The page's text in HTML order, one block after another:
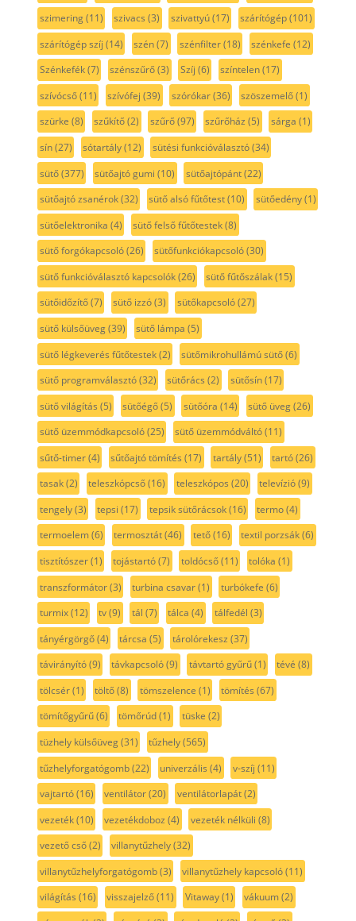
szimering(11) szivacs (3) szivattyú(17) szárítógép(101)
szárítógép szíj (14) szén(7) szénfilter(18) szénkefe (12)
Szénkefék(7) szénszűrő(3) Szíj (6) színtelen(17)
szívócső(11) szívófej (39) szórókar(36) szöszemelő(1)
szürke (8) szűkítő(2) szűrő(97) szűrőház (5) sárga (1)
sín(27) sótartály(12) sütési funkcióválasztó(34)
sütő(377) sütőajtó gumi (10) sütőajtópánt(22)
sütőajtó zsanérok(32) sütő alsó fűtőtest(10) sütőedény(1)
sütőelektronika (4) sütő felső fűtőtestek(8)
sütő forgókapcsoló(26) sütőfunkciókapcsoló(30)
sütő funkcióválasztó kapcsolók(26) sütő fűtőszálak(15)
sütőidőzítő(7) sütő izzó(3) sütőkapcsoló(27)
sütő külsőüveg(39) sütő lámpa (5)
sütő légkeverés fűtőtestek(2) sütőmikrohullámú sütő(6)
sütő programválasztó(32) sütőrács (2) sütősín(17)
sütő világítás (5) sütőégő(5) sütőóra (14) sütő üveg(26)
sütő üzemmódkapcsoló(25) sütő üzemmódváltó(11)
sűtő-timer(4) sűtőajtó tömítés (17) tartály(51) tartó(26)
tasak(2) teleszkópcső(16) teleszkópos (20) televízió(9)
tengely(3) tepsi (17) tepsik sütőrácsok(16) termo(4)
termoelem(6) termosztát(46) tető(16) textil porzsák(6)
tisztítószer(1) tojástartó(7) toldócső(11) tolóka (1)
transzformátor(3) turbina csavar(1) turbókefe (6)
turmix(12) tv(9) tál (7) tálca (4) tálfedél (3)
tányérgörgő(4) tárcsa (5) tárolórekesz (37)
távirányító(9) távkapcsoló(9) távtartó gyűrű(1) tévé (8)
tölcsér(1) töltő(8) tömszelence (1) tömítés (67)
tömítőgyűrű(6) tömőrúd(1) tüske (2)
tüzhely külsőüveg(31) tűzhely(565)
tűzhelyforgatógomb(22) univerzális (4) v-szíj (11)
vajtartó(16) ventilátor(20) ventilátorlapát(2)
vezeték(10) vezetékdoboz (4) vezeték nélküli (8)
vezető cső(2) villanytűzhely(32)
villanytűzhelyforgatógomb(3) villanytűzhely kapcsoló(11)
világítás (16) visszajelző(11) Vitaway(1) vákuum(2)